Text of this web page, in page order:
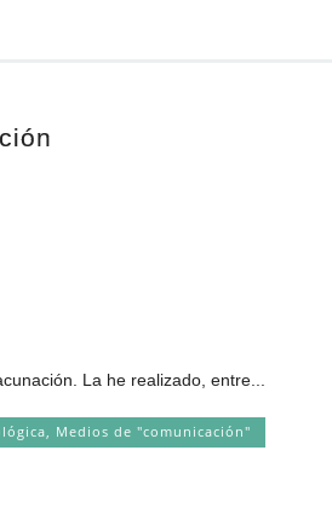
La he realizado, entre...
, Medios de "comunicación"